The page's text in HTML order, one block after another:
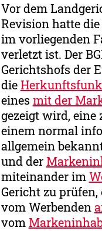
Vor dem
Revision hatte die
im vorliegenden
verletzt ist. Der
Gerichtshofs der
die
eines mit der
gezeigt wird, eine
einem normal
allgemein
und der
miteinander im
Gericht zu
vom Werbenden
vom